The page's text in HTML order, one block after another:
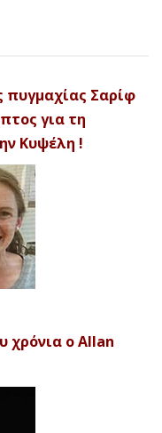
Σαρίφ
για τη
Κυψέλη !
χρόνια ο Allan